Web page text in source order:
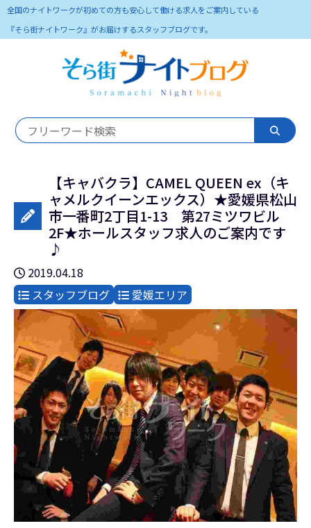
全国のナイトワークが初めての方も安心して働ける求人をご案内している
『そら街ナイトワーク』がお届けするスタッフブログです。
【キャバクラ】CAMEL QUEEN ex（キ
ャメルクイーンエックス）★愛媛県松山
市一番町2丁目1-13 第27ミツワビル
2F★ホールスタッフ求人のご案内です
♪
2019.04.18
スタッフブログ
愛媛エリア